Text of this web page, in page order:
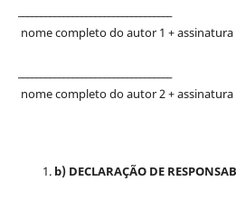
nome completo do autor 1 + assinatura
nome completo do autor 2 + assinatura
b) DECLARAÇÃO DE